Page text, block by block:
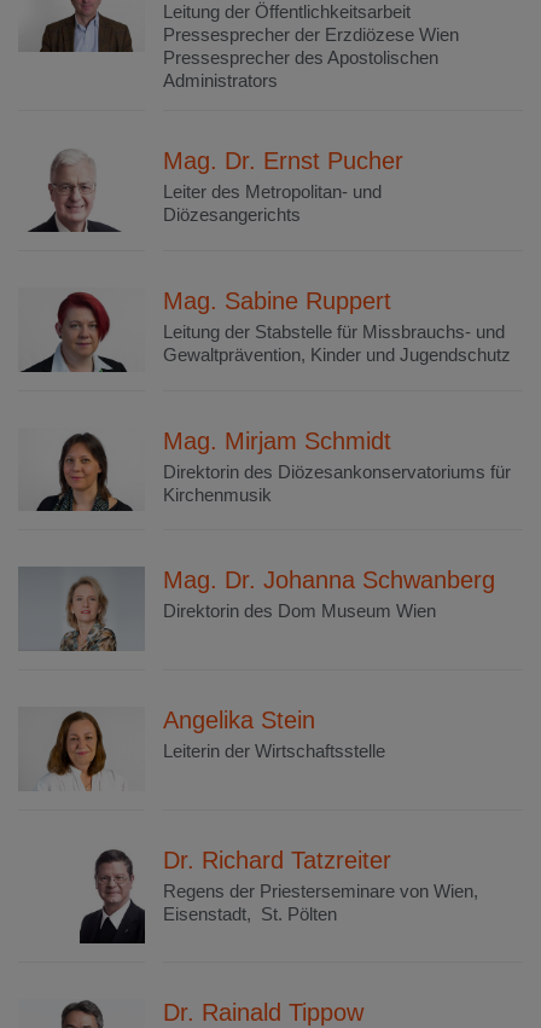
Leitung der Öffentlichkeitsarbeit
Pressesprecher der Erzdiözese Wien
Pressesprecher des Apostolischen
Administrators
Mag. Dr. Ernst Pucher
Leiter des Metropolitan- und
Diözesangerichts
Mag. Sabine Ruppert
Leitung der Stabstelle für Missbrauchs- und
Gewaltprävention, Kinder und Jugendschutz
Mag. Mirjam Schmidt
Direktorin des Diözesankonservatoriums für
Kirchenmusik
Mag. Dr. Johanna Schwanberg
Direktorin des Dom Museum Wien
Angelika Stein
Leiterin der Wirtschaftsstelle
Dr. Richard Tatzreiter
Regens der Priesterseminare von Wien,
Eisenstadt, St. Pölten
Dr. Rainald Tippow